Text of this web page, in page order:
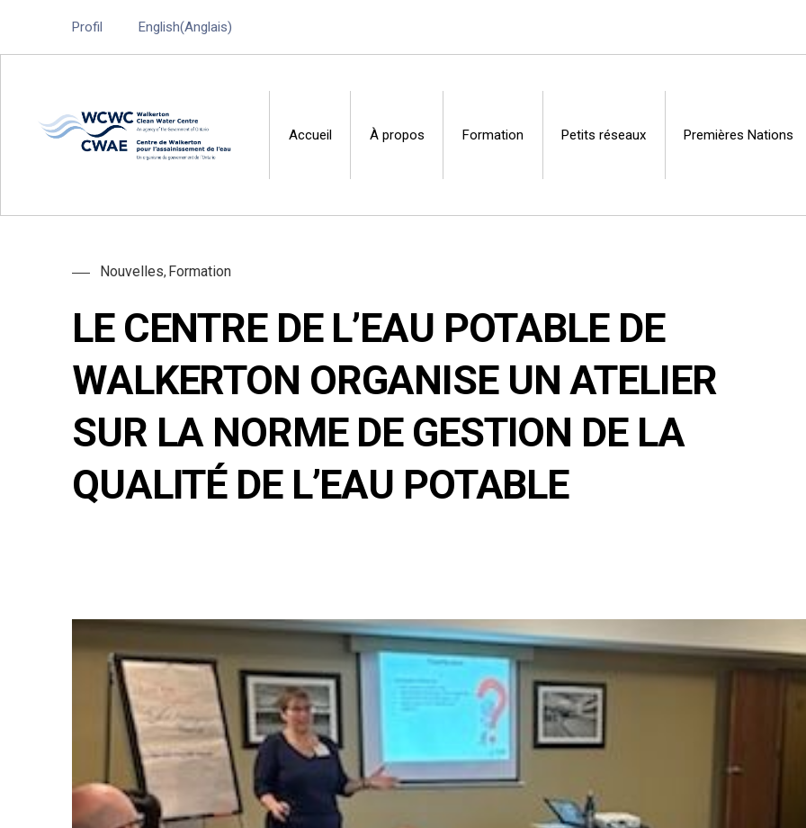
Profil English(Anglais)
Walkerton Clean Water Centre
Accueil À propos Formation Petits réseaux Premières Nations
Nouvelles, Formation
LE CENTRE DE L’EAU POTABLE DE
WALKERTON ORGANISE UN ATELIER
SUR LA NORME DE GESTION DE LA
QUALITÉ DE L’EAU POTABLE